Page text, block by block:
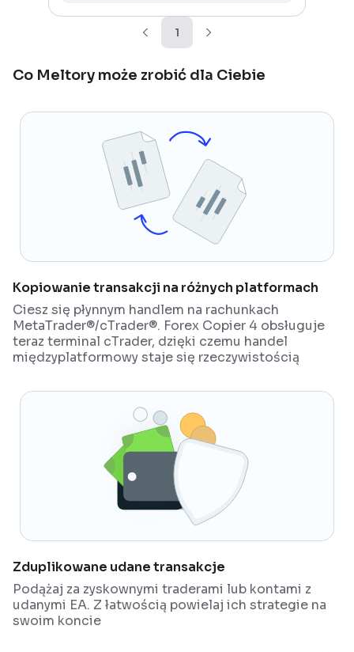
1
Co Meltory może zrobić dla Ciebie
Kopiowanie transakcji na różnych platformach
Ciesz się płynnym handlem na rachunkach
MetaTrader®/cTrader®. Forex Copier 4 obsługuje
teraz terminal cTrader, dzięki czemu handel
międzyplatformowy staje się rzeczywistością
Zduplikowane udane transakcje
Podążaj za zyskownymi traderami lub kontami z
udanymi EA. Z łatwością powielaj ich strategie na
swoim koncie